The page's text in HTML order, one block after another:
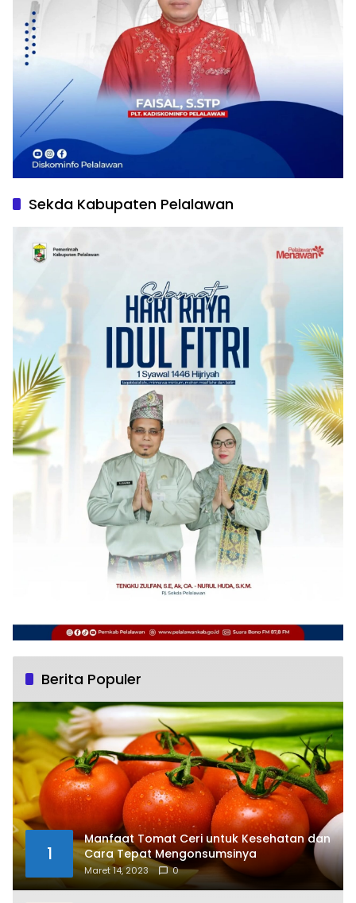
Sekda Kabupaten Pelalawan
Berita Populer
1
Manfaat Tomat Ceri untuk Kesehatan dan
Cara Tepat Mengonsumsinya
Maret 14, 2023 0